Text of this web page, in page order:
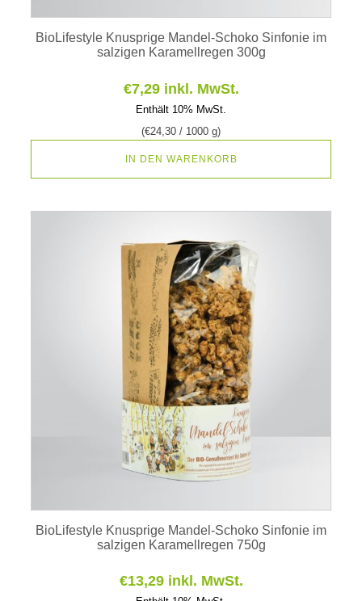
BioLifestyle Knusprige Mandel-Schoko Sinfonie im
salzigen Karamellregen 300g
€7,29 inkl. MwSt.
Enthält 10% MwSt.
(€24,30 / 1000 g)
IN DEN WARENKORB
BioLifestyle Knusprige Mandel-Schoko Sinfonie im
salzigen Karamellregen 750g
€13,29 inkl. MwSt.